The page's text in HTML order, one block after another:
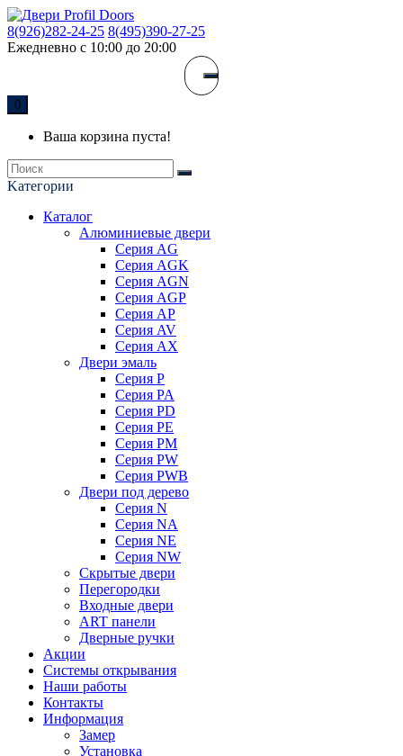
8(926)282-24-25 8(495)390-27-25
Ежедневно с 10:00 до 20:00
0
Ваша корзина пуста!
Kатегории
Каталог
Алюминиевые двери
Серия AG
Серия AGK
Серия AGN
Серия AGP
Серия AP
Серия AV
Серия AX
Двери эмаль
Серия P
Серия PA
Серия PD
Серия PE
Серия PM
Серия PW
Серия PWB
Двери под дерево
Серия N
Серия NA
Серия NE
Серия NW
Скрытые двери
Перегородки
Входные двери
ART панели
Дверные ручки
Акции
Системы открывания
Наши работы
Контакты
Информация
Замер
Установка